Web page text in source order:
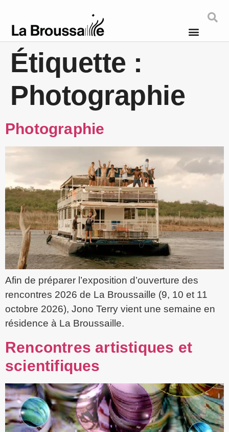
Étiquette :
Photographie
Photographie
Afin de préparer l’exposition d’ouverture des
rencontres 2026 de La Broussaille (9, 10 et 11
octobre 2026), Jono Terry vient une semaine en
résidence à La Broussaille.
Rencontres artistiques et
scientifiques